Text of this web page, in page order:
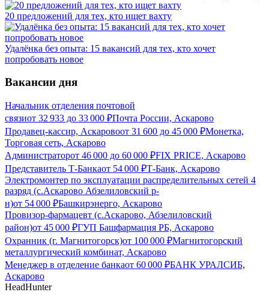
20 предложений для тех, кто ищет вахту
Удалёнка без опыта: 15 вакансий для тех, кто хочет
попробовать новое
Вакансии дня
Начальник отделения почтовой
связиот 32 933 до 33 000 ₽Почта России, Аскарово
Продавец-кассир, Аскаровоот 31 600 до 45 000 ₽Монетка,
Торговая сеть, Аскарово
Администраторот 46 000 до 60 000 ₽FIX PRICE, Аскарово
Представитель Т-Банкаот 54 000 ₽Т-Банк, Аскарово
Электромонтер по эксплуатации распределительных сетей 4
разряд (с.Аскарово Абзелиловский р-
н)от 54 000 ₽Башкирэнерго, Аскарово
Провизор-фармацевт (с.Аскарово, Абзелиловский
район)от 45 000 ₽ГУП Башфармация РБ, Аскарово
Охранник (г. Магнитогорск)от 100 000 ₽Магнитогорский
металлургический комбинат, Аскарово
Менеджер в отделение банкаот 60 000 ₽БАНК УРАЛСИБ,
Аскарово
HeadHunter